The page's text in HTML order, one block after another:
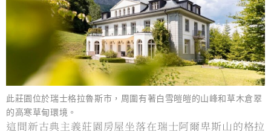
此莊園位於瑞士格拉魯斯市，周圍有著白雪皚皚的山峰和草木倉翠
的高寒草甸環境。
這間新古典主義莊園房屋坐落在瑞士阿爾卑斯山的格拉